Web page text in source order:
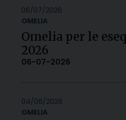
06/07/2026
OMELIA
Omelia per le
2026
06-07-2026
04/06/2026
OMELIA